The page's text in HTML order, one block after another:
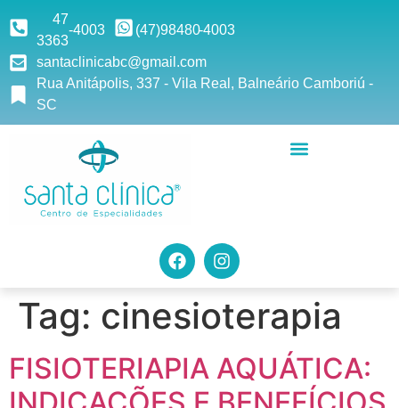
47
3363
-4003 (47)98480-4003
santaclinicabc@gmail.com
Rua Anitápolis, 337 - Vila Real, Balneário Camboriú -
SC
Tag: cinesioterapia
FISIOTERIAPIA AQUÁTICA: